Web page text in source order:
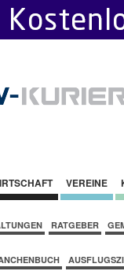
VEREINE
RATGEBER